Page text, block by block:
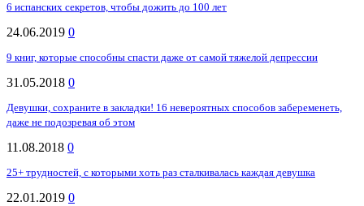
6 испанских секретов, чтобы дожить до 100 лет
24.06.2019 0
9 книг, которые способны спасти даже от самой тяжелой депрессии
31.05.2018 0
Девушки, сохраните в закладки! 16 невероятных способов забеременеть,
даже не подозревая об этом
11.08.2018 0
25+ трудностей, с которыми хоть раз сталкивалась каждая девушка
22.01.2019 0